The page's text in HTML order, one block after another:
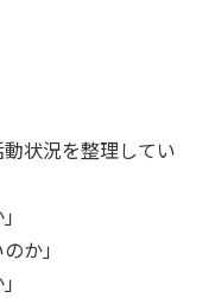
状況を整理してい
か」